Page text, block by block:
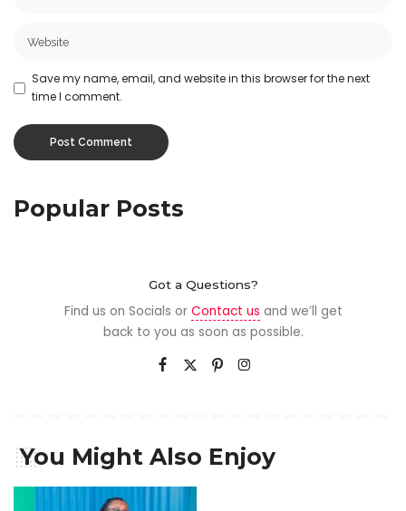
Save my name, email, and website in this browser for the next
time I comment.
Popular Posts
Got a Questions?
Find us on Socials or Contact us and we’ll get
back to you as soon as possible.
You Might Also Enjoy